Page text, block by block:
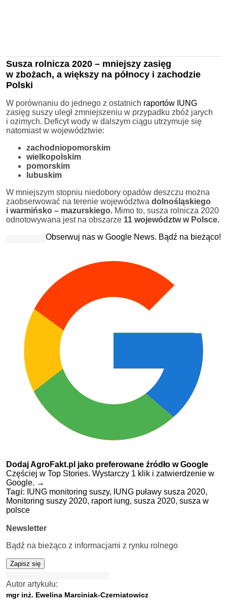
Susza rolnicza 2020 – mniejszy zasięg
w zbożach, a większy na północy i zachodzie
Polski
W porównaniu do jednego z ostatnich raportów IUNG
zasięg suszy uległ zmniejszeniu w przypadku zbóż jarych
i ozimych. Deficyt wody w dalszym ciągu utrzymuje się
natomiast w województwie:
zachodniopomorskim
wielkopolskim
pomorskim
lubuskim
W mniejszym stopniu niedobory opadów deszczu można
zaobserwować na terenie województwa dolnośląskiego
i warmińsko – mazurskiego. Mimo to, susza rolnicza 2020
odnotowywana jest na obszarze 11 województw w Polsce.
Obserwuj nas w Google News. Bądź na bieżąco!
Dodaj AgroFakt.pl jako preferowane źródło w Google
Częściej w Top Stories. Wystarczy 1 klik i zatwierdzenie w
Google. →
Tagi: IUNG monitoring suszy, IUNG puławy susza 2020,
Monitoring suszy 2020, raport iung, susza 2020, susza w
polsce
Newsletter
Bądź na bieżąco z informacjami z rynku rolnego
Zapisz się
Autor artykułu:
mgr inż. Ewelina Marciniak-Czerniatowicz